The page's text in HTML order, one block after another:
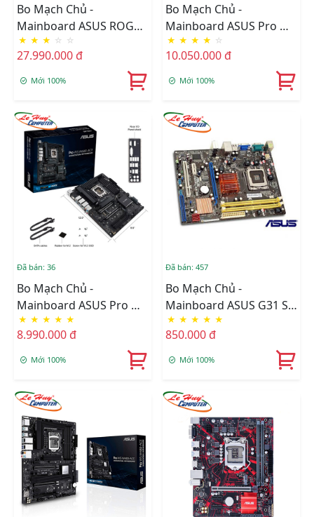
Bo Mạch Chủ -
Mainboard ASUS ROG
MAXIMUS Z890
EXTREME
★ ★ ★ ☆ ☆
27.990.000 đ
Mới 100%
Bo Mạch Chủ -
Mainboard ASUS Pro WS
W680M-ACE SE
★ ★ ★ ★ ☆
10.050.000 đ
Mới 100%
Đã bán: 36
Bo Mạch Chủ -
Mainboard ASUS Pro WS
W680-ACE
★ ★ ★ ★ ★
8.990.000 đ
Mới 100%
Đã bán: 457
Bo Mạch Chủ -
Mainboard ASUS G31 SK
775 BH 1 Năm
★ ★ ★ ★ ★
850.000 đ
Mới 100%